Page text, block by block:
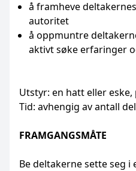
å framheve
autoritet
å oppmuntre
aktivt søke erfaringer
Utstyr: en hatt eller
Tid: avhengig av antall
FRAMGANGSMÅTE
Be deltakerne sette seg